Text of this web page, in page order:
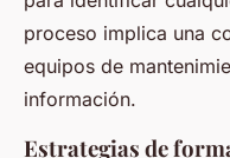
proceso implica una
equipos de
información.
Estrategias de